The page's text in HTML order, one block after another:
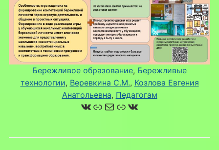
Бережливое образование, Бережливые
технологии, Веревкина С.М., Козлова Евгения
Анатольевна, Педагогам
ВКонтакте
Ссылка
Почта
Ссылка
ВКонтакте